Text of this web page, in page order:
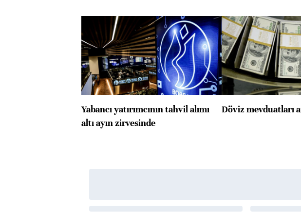
Yabancı yatırımcının tahvil alımı
altı ayın zirvesinde
Döviz mevduatları